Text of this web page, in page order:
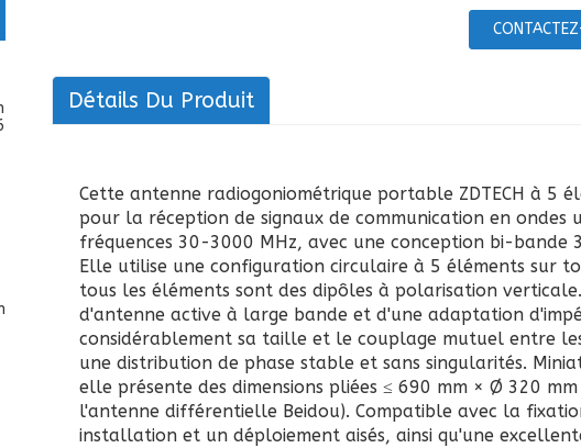
Détails Du Produit
Cette antenne radiogoniométrique portable ZDTECH à 5
pour la réception de signaux de communication en
fréquences 30-3000 MHz, avec une conception bi-bande
Elle utilise une configuration circulaire à 5 éléments sur
tous les éléments sont des dipôles à polarisation
d'antenne active à large bande et d'une adaptation
considérablement sa taille et le couplage mutuel entre
une distribution de phase stable et sans singularités.
elle présente des dimensions pliées ≤ 690 mm × Ø 320
l'antenne différentielle Beidou). Compatible avec la
installation et un déploiement aisés, ainsi qu'une